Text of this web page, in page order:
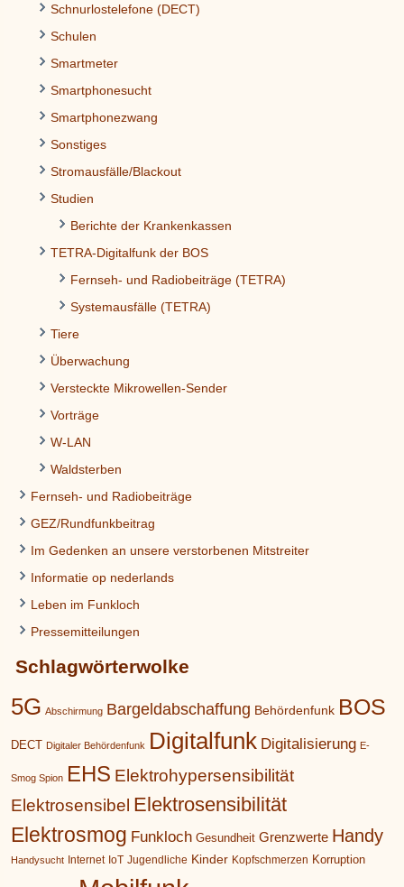
Schnurlostelefone (DECT)
Schulen
Smartmeter
Smartphonesucht
Smartphonezwang
Sonstiges
Stromausfälle/Blackout
Studien
Berichte der Krankenkassen
TETRA-Digitalfunk der BOS
Fernseh- und Radiobeiträge (TETRA)
Systemausfälle (TETRA)
Tiere
Überwachung
Versteckte Mikrowellen-Sender
Vorträge
W-LAN
Waldsterben
Fernseh- und Radiobeiträge
GEZ/Rundfunkbeitrag
Im Gedenken an unsere verstorbenen Mitstreiter
Informatie op nederlands
Leben im Funkloch
Pressemitteilungen
Schlagwörterwolke
5G Abschirmung Bargeldabschaffung Behördenfunk BOS
DECT Digitaler Behördenfunk Digitalfunk Digitalisierung E-
Smog Spion EHS Elektrohypersensibilität
Elektrosensibel Elektrosensibilität
Elektrosmog Funkloch Gesundheit Grenzwerte Handy
Handysucht Internet IoT Jugendliche Kinder Kopfschmerzen Korruption